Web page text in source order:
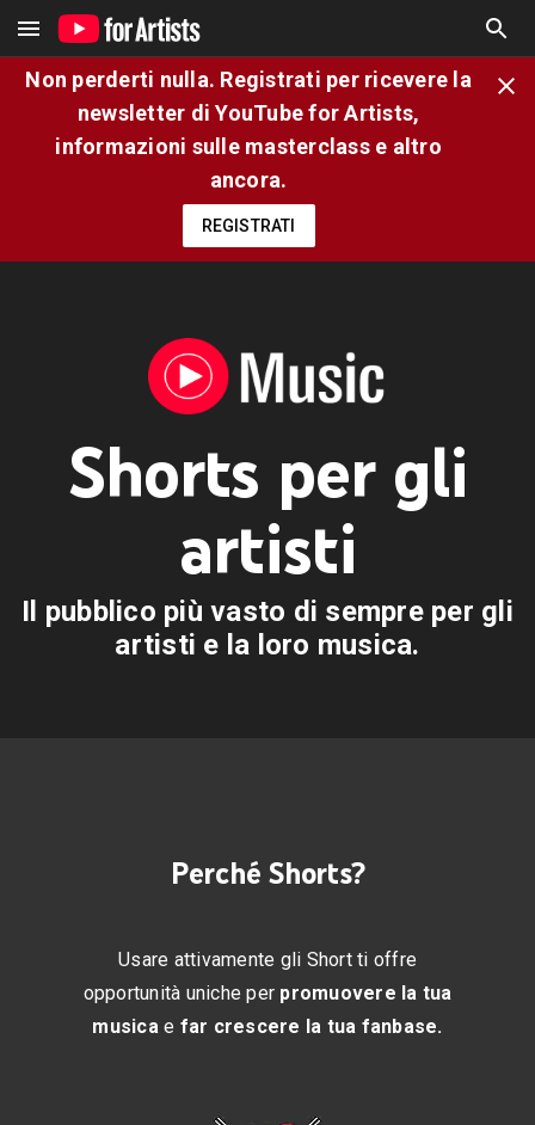
Non perderti nulla. Registrati per ricevere la
newsletter di YouTube for Artists,
informazioni sulle masterclass e altro
ancora.
REGISTRATI
Shorts per gli
artisti
Il pubblico più vasto di sempre per gli
artisti e la loro musica.
Perché Shorts?
Usare attivamente gli Short ti offre
opportunità uniche per promuovere la tua
musicae far crescere la tua fanbase.